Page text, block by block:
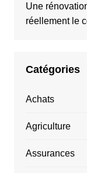
Une
réellement le
Catégories
Achats
Agriculture
Assurances